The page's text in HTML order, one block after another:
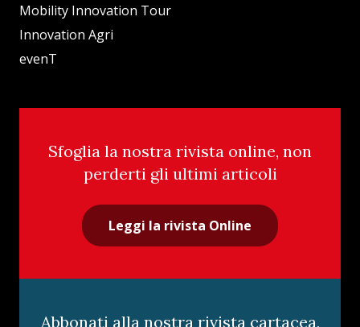
Mobility Innovation Tour
Innovation Agri
evenT
Sfoglia la nostra rivista online, non
perderti gli ultimi articoli
Leggi la rivista Online
Abbonati alla nostra rivista cartacea,